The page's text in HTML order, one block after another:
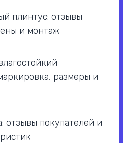
плинтус: отзывы
и монтаж
размеры и
отзывы покупателей и